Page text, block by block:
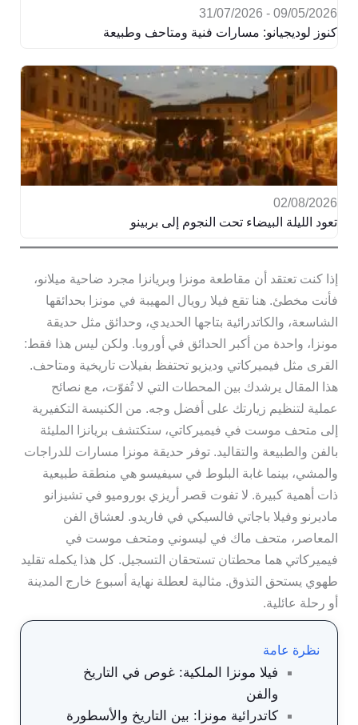
09/05/2026 - 31/07/2026
كنوز لوديجيانو: مسارات فنية ومتاحف وطبيعة
02/08/2026
تعود الليلة البيضاء تحت النجوم إلى بربينو
إذا كنت تعتقد أن مقاطعة مونزا وبريانزا مجرد ضاحية ميلانو،
فأنت مخطئ. هنا تقع فيلا رويال المهيبة في مونزا بحدائقها
الشاسعة، والكاتدرائية بتاجها الحديدي، وحدائق مثل حديقة
مونزا، واحدة من أكبر الحدائق في أوروبا. ولكن ليس هذا فقط:
القرى مثل فيميركاتي وديزيو تحتفظ بفيلات تاريخية ومتاحف.
هذا المقال يرشدك بين المحطات التي لا تُفوّت، مع نصائح
عملية لتنظيم زيارتك على أفضل وجه. من الكنيسة التكفيرية
إلى متحف موست في فيميركاتي، ستكتشف بريانزا المليئة
بالفن والطبيعة والتقاليد. توفر حديقة مونزا مسارات للدراجات
والمشي، بينما غابة البلوط في سيفيسو هي منطقة طبيعية
ذات أهمية كبيرة. لا تفوت قصر أريزي بوروميو في تشيزانو
ماديرنو وفيلا باجاتي فالسيكي في فاريدو. لعشاق الفن
المعاصر، متحف ماك في ليسوني ومتحف موست في
فيميركاتي هما محطتان تستحقان التسجيل. كل هذا يكمله تقليد
طهوي يستحق التذوق. مثالية لعطلة نهاية أسبوع خارج المدينة
أو رحلة عائلية.
نظرة عامة
فيلا مونزا الملكية: غوص في التاريخ
والفن
كاتدرائية مونزا: بين التاريخ والأسطورة